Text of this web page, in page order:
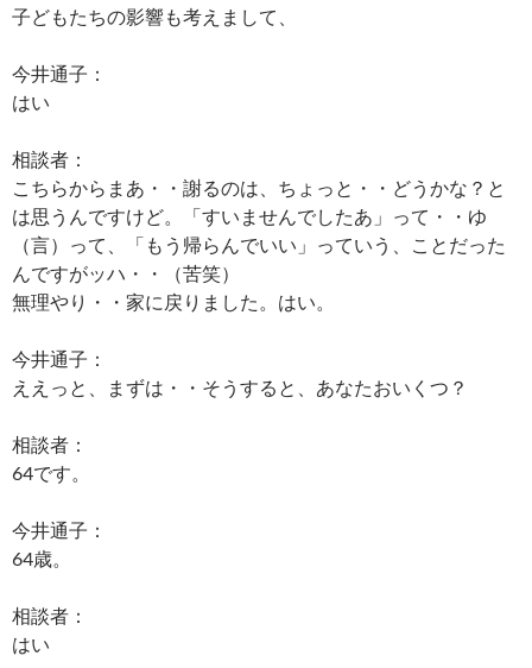
子どもたちの影響も考えまして、
今井通子：
はい
相談者：
こちらからまあ・・謝るのは、ちょっと・・どうかな？と
は思うんですけど。「すいませんでしたあ」って・・ゆ
（言）って、「もう帰らんでいい」っていう、ことだった
んですがッハ・・（苦笑）
無理やり・・家に戻りました。はい。
今井通子：
ええっと、まずは・・そうすると、あなたおいくつ？
相談者：
64です。
今井通子：
64歳。
相談者：
はい